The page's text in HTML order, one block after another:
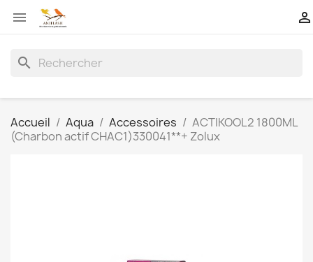
 
search
Accueil Aqua Accessoires
ACTIKOOL2 1800ML
(Charbon actif CHAC1)330041**+ Zolux